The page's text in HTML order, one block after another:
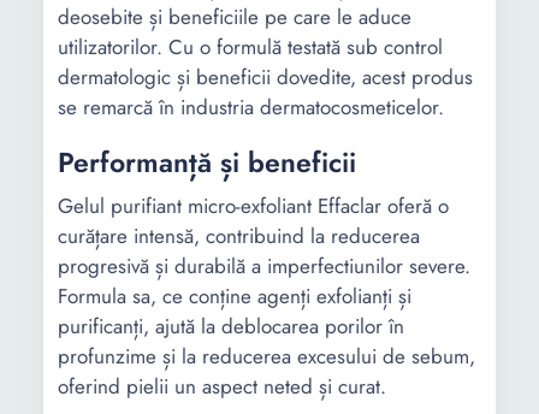
deosebite și beneficiile pe care le aduce
utilizatorilor. Cu o formulă testată sub control
dermatologic și beneficii dovedite, acest produs
se remarcă în industria dermatocosmeticelor.
Performanță și beneficii
Gelul purifiant micro-exfoliant Effaclar oferă o
curățare intensă, contribuind la reducerea
progresivă și durabilă a imperfectiunilor severe.
Formula sa, ce conține agenți exfolianți și
purificanți, ajută la deblocarea porilor în
profunzime și la reducerea excesului de sebum,
oferind pielii un aspect neted și curat.